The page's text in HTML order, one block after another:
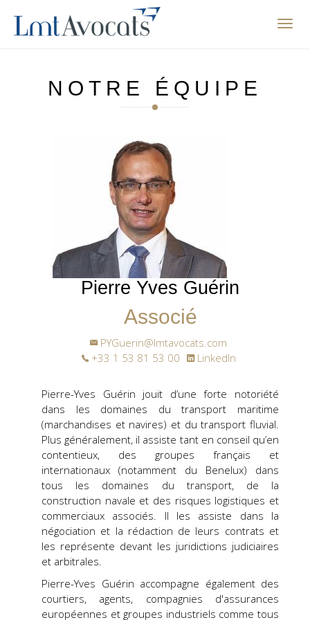
NOTRE ÉQUIPE
Pierre Yves Guérin
Associé
PYGuerin@lmtavocats.com
+33 1 53 81 53 00
LinkedIn
Pierre-Yves Guérin jouit d’une forte notoriété
dans les domaines du transport maritime
(marchandises et navires) et du transport fluvial.
Plus généralement, il assiste tant en conseil qu’en
contentieux, des groupes français et
internationaux (notamment du Benelux) dans
tous les domaines du transport, de la
construction navale et des risques logistiques et
commerciaux associés. Il les assiste dans la
négociation et la rédaction de leurs contrats et
les représente devant les juridictions judiciaires
et arbitrales.
Pierre-Yves Guérin accompagne également des
courtiers, agents, compagnies d'assurances
européennes et groupes industriels comme tous